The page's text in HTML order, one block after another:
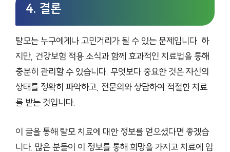
4. 결론
탈모는 누구에게나 고민거리가 될 수 있는 문제입니다. 하
지만, 건강보험 적용 소식과 함께 효과적인 치료법을 통해
충분히 관리할 수 있습니다. 무엇보다 중요한 것은 자신의
상태를 정확히 파악하고, 전문의와 상담하여 적절한 치료
를 받는 것입니다.
이 글을 통해 탈모 치료에 대한 정보를 얻으셨다면 좋겠습
니다. 많은 분들이 이 정보를 통해 희망을 가지고 치료에 임